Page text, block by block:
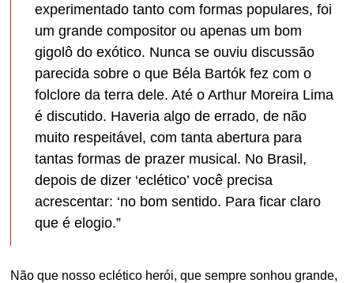
experimentado tanto com formas populares, foi
um grande compositor ou apenas um bom
gigolô do exótico. Nunca se ouviu discussão
parecida sobre o que Béla Bartók fez com o
folclore da terra dele. Até o Arthur Moreira Lima
é discutido. Haveria algo de errado, de não
muito respeitável, com tanta abertura para
tantas formas de prazer musical. No Brasil,
depois de dizer ‘eclético’ você precisa
acrescentar: ‘no bom sentido. Para ficar claro
que é elogio.”
Não que nosso eclético herói, que sempre sonhou grande,